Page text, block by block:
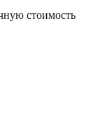
стоимость